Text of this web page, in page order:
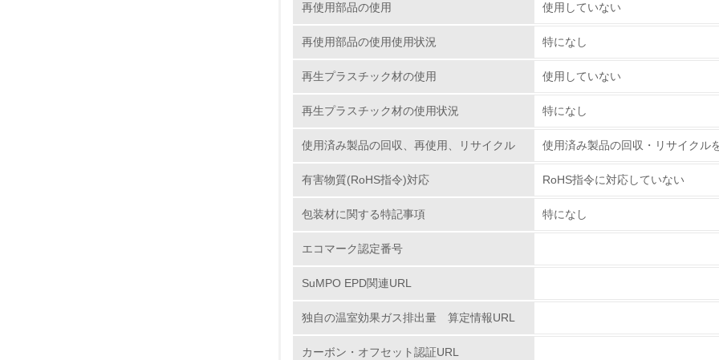
5. 環境取り組み体制と成果を定期的に検証して次の活動に活かして
6. 従業員が環境方針に基づいて自分の業務の中で行うべき環境対
7.
環境活動に関する規格やプログラムを導入している
2.環境への取り組み
No.
再使用部品の使用 使用していない
再使用部品の使用使用状況 特になし
再生プラスチック材の使用 使用していない
再生プラスチック材の使用状況 特になし
使用済み製品の回収、再使用、リサイクル 使用済み製品の回収・リサイクル
有害物質(RoHS指令)対応 RoHS指令に対応していない
包装材に関する特記事項 特になし
エコマーク認定番号
SuMPO EPD関連URL
独自の温室効果ガス排出量 算定情報URL
カーボン・オフセット認証URL